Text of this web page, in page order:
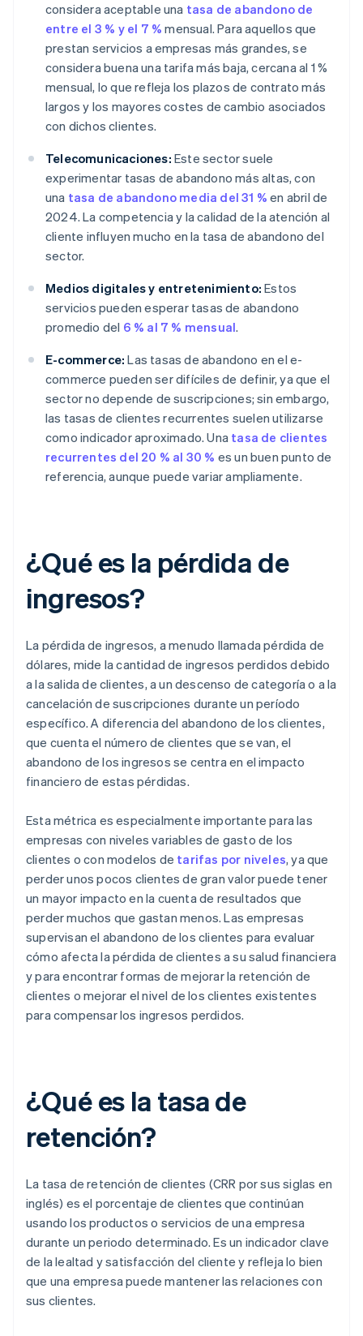
considera aceptable una tasa de abandono de
entre el 3 % y el 7 % mensual. Para aquellos que
prestan servicios a empresas más grandes, se
considera buena una tarifa más baja, cercana al 1 %
mensual, lo que refleja los plazos de contrato más
largos y los mayores costes de cambio asociados
con dichos clientes.
Telecomunicaciones: Este sector suele
experimentar tasas de abandono más altas, con
una tasa de abandono media del 31 % en abril de
2024. La competencia y la calidad de la atención al
cliente influyen mucho en la tasa de abandono del
sector.
Medios digitales y entretenimiento: Estos
servicios pueden esperar tasas de abandono
promedio del 6 % al 7 % mensual.
E-commerce: Las tasas de abandono en el e-
commerce pueden ser difíciles de definir, ya que el
sector no depende de suscripciones; sin embargo,
las tasas de clientes recurrentes suelen utilizarse
como indicador aproximado. Una tasa de clientes
recurrentes del 20 % al 30 % es un buen punto de
referencia, aunque puede variar ampliamente.
¿Qué es la pérdida de
ingresos?
La pérdida de ingresos, a menudo llamada pérdida de
dólares, mide la cantidad de ingresos perdidos debido
a la salida de clientes, a un descenso de categoría o a la
cancelación de suscripciones durante un período
específico. A diferencia del abandono de los clientes,
que cuenta el número de clientes que se van, el
abandono de los ingresos se centra en el impacto
financiero de estas pérdidas.
Esta métrica es especialmente importante para las
empresas con niveles variables de gasto de los
clientes o con modelos de tarifas por niveles, ya que
perder unos pocos clientes de gran valor puede tener
un mayor impacto en la cuenta de resultados que
perder muchos que gastan menos. Las empresas
supervisan el abandono de los clientes para evaluar
cómo afecta la pérdida de clientes a su salud financiera
y para encontrar formas de mejorar la retención de
clientes o mejorar el nivel de los clientes existentes
para compensar los ingresos perdidos.
¿Qué es la tasa de
retención?
La tasa de retención de clientes (CRR por sus siglas en
inglés) es el porcentaje de clientes que continúan
usando los productos o servicios de una empresa
durante un periodo determinado. Es un indicador clave
de la lealtad y satisfacción del cliente y refleja lo bien
que una empresa puede mantener las relaciones con
sus clientes.